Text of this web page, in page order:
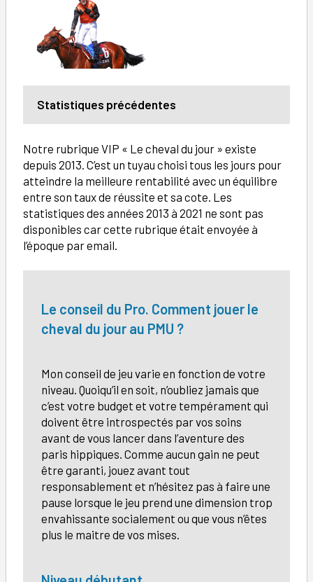
Statistiques précédentes
Notre rubrique VIP « Le cheval du jour » existe
depuis 2013. C’est un tuyau choisi tous les jours pour
atteindre la meilleure rentabilité avec un équilibre
entre son taux de réussite et sa cote. Les
statistiques des années 2013 à 2021 ne sont pas
disponibles car cette rubrique était envoyée à
l’époque par email.
Le conseil du Pro. Comment jouer le
cheval du jour au PMU ?
Mon conseil de jeu varie en fonction de votre
niveau. Quoiqu’il en soit, n’oubliez jamais que
c’est votre budget et votre tempérament qui
doivent être introspectés par vos soins
avant de vous lancer dans l’aventure des
paris hippiques. Comme aucun gain ne peut
être garanti, jouez avant tout
responsablement et n’hésitez pas à faire une
pause lorsque le jeu prend une dimension trop
envahissante socialement ou que vous n’êtes
plus le maitre de vos mises.